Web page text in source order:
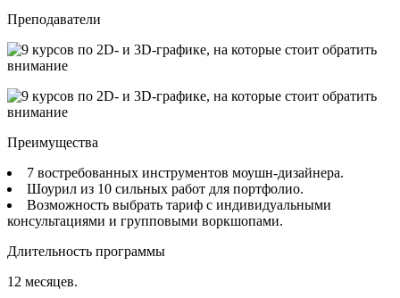
Преподаватели
Преимущества
7 востребованных инструментов моушн-дизайнера.
Шоурил из 10 сильных работ для портфолио.
Возможность выбрать тариф с индивидуальными
консультациями и групповыми воркшопами.
Длительность программы
12 месяцев.